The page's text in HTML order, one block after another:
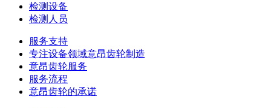
检测设备
检测人员
服务支持
专注设备领域意昂齿轮制造
意昂齿轮服务
服务流程
意昂齿轮的承诺